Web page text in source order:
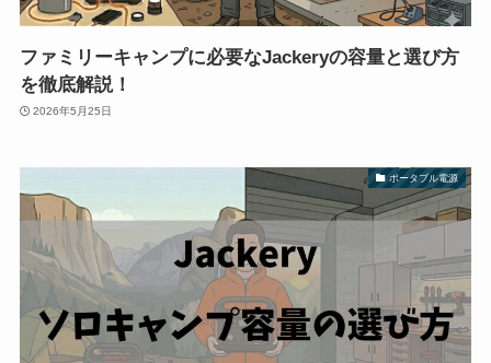
ファミリーキャンプに必要なJackeryの容量と選び方
を徹底解説！
2026年5月25日
ポータブル電源